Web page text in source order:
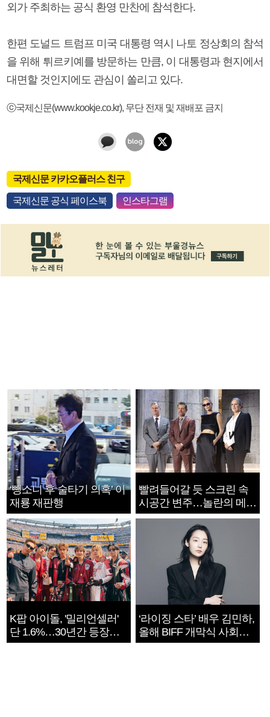
외가 주최하는 공식 환영 만찬에 참석한다.
한편 도널드 트럼프 미국 대통령 역시 나토 정상회의 참석
을 위해 튀르키예를 방문하는 만큼, 이 대통령과 현지에서
대면할 것인지에도 관심이 쏠리고 있다.
ⓒ국제신문(www.kookje.co.kr), 무단 전재 및 재배포 금지
국제신문 카카오플러스 친구
국제신문 공식 페이스북 인스타그램
‘뺑소니 후 술타기 의혹’ 이
재룡 재판행
빨려들어갈 듯 스크린 속
시공간 변주…놀란의 메시
지는 ‘전쟁 속죄’
K팝 아이돌, '밀리언셀러'
단 1.6%…30년간 등장
1182개팀 전수조사
‘라이징 스타’ 배우 김민하,
올해 BIFF 개막식 사회자
확정